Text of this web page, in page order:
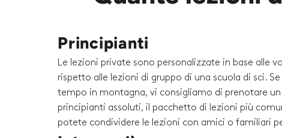
Principianti
Le lezioni private sono personalizzate in base alle
rispetto alle lezioni di gruppo di una scuola di sci.
tempo in montagna, vi consigliamo di prenotare
principianti assoluti, il pacchetto di lezioni più
potete condividere le lezioni con amici o familiari